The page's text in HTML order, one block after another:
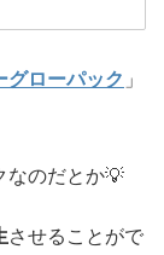
グローパック 」
なのだとか💡
させることがで